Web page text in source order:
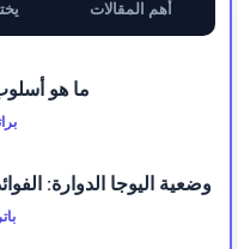
أهم المقالات
ما هو
وضعية اليوجا الدوارة: